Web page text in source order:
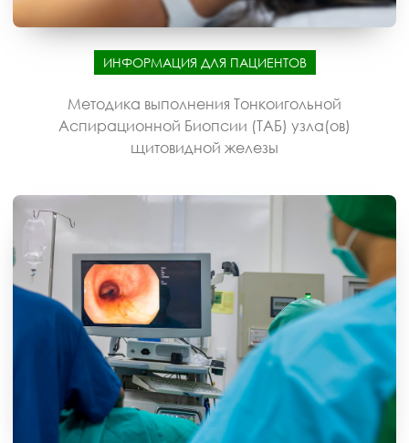
ИНФОРМАЦИЯ ДЛЯ ПАЦИЕНТОВ
Методика выполнения Тонкоигольной
Аспирационной Биопсии (ТАБ) узла(ов)
щитовидной железы